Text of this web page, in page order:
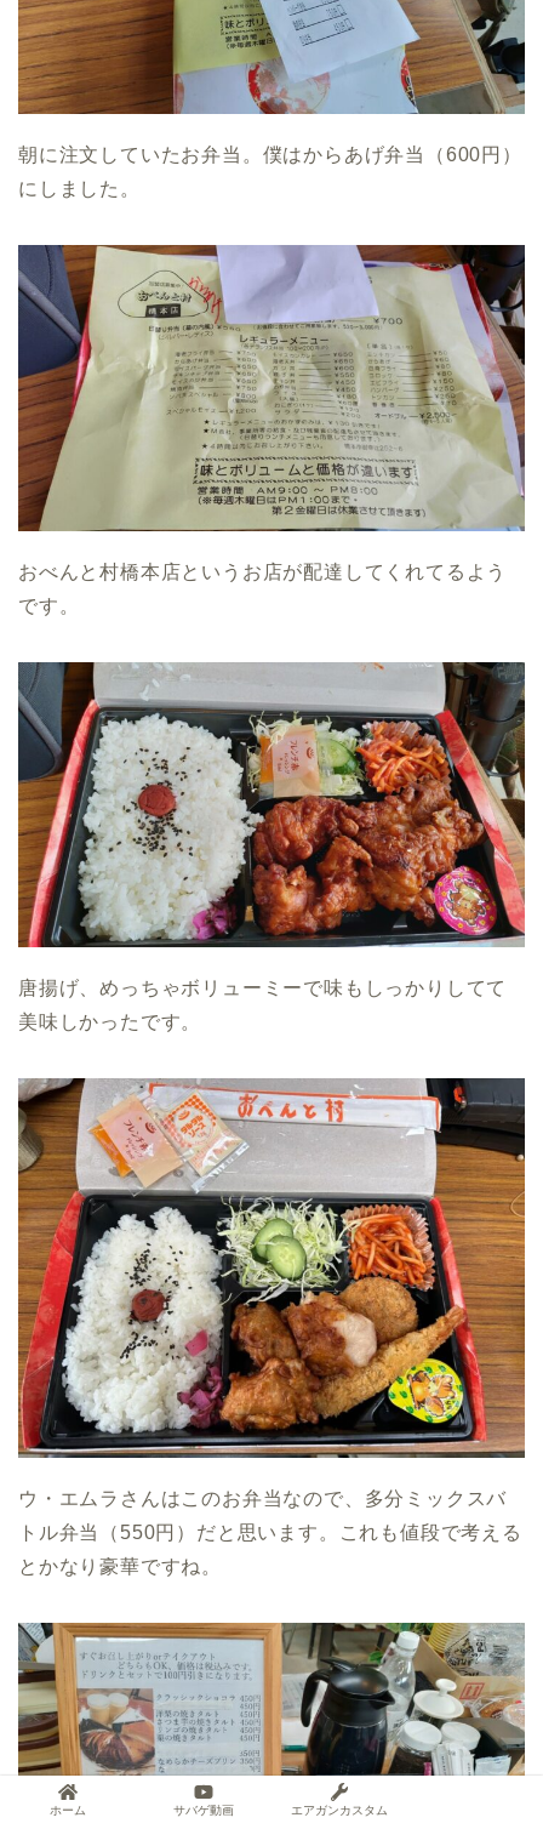
朝に注文していたお弁当。僕はからあげ弁当（600円）
にしました。
おべんと村橋本店というお店が配達してくれてるよう
です。
唐揚げ、めっちゃボリューミーで味もしっかりしてて
美味しかったです。
ウ・エムラさんはこのお弁当なので、多分ミックスバ
トル弁当（550円）だと思います。これも値段で考える
とかなり豪華ですね。
ホーム サバゲ動画 エアガンカスタム